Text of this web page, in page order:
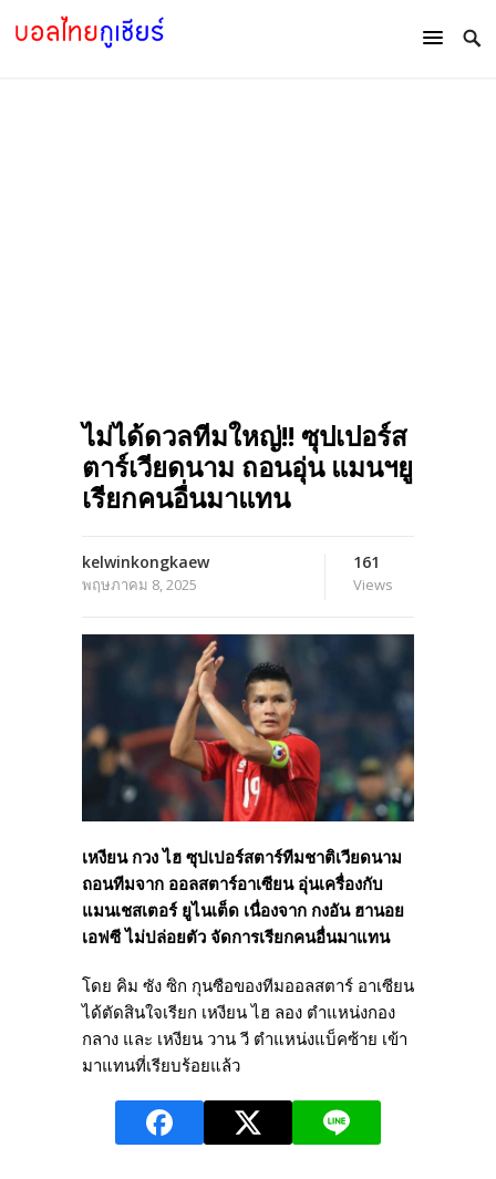
ไม่ได้ดวลทีมใหญ่!! ซุปเปอร์ส
ตาร์เวียดนาม ถอนอุ่น แมนฯยู
เรียกคนอื่นมาแทน
kelwinkongkaew
พฤษภาคม 8, 2025
161
Views
เหงียน กวง ไฮ ซุปเปอร์สตาร์ทีมชาติเวียดนาม
ถอนทีมจาก ออลสตาร์อาเซียน อุ่นเครื่องกับ
แมนเชสเตอร์ ยูไนเต็ด เนื่องจาก กงอัน ฮานอย
เอฟซี ไม่ปล่อยตัว จัดการเรียกคนอื่นมาแทน
โดย คิม ซัง ซิก กุนซือของทีมออลสตาร์ อาเซียน
ได้ตัดสินใจเรียก เหงียน ไฮ ลอง ตำแหน่งกอง
กลาง และ เหงียน วาน วี ตำแหน่งแบ็คซ้าย เข้า
มาแทนที่เรียบร้อยแล้ว